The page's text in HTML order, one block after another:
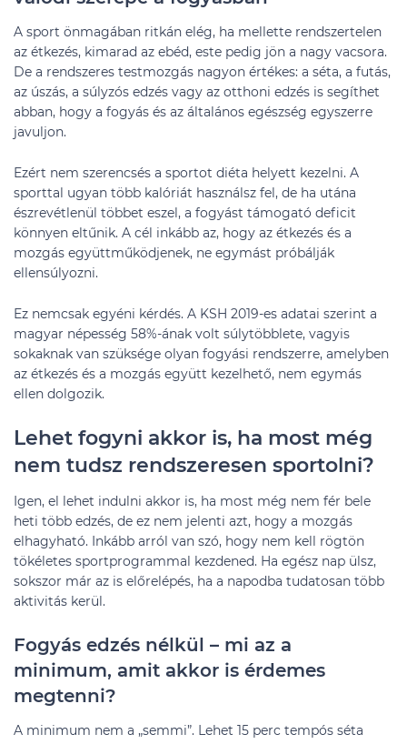
A sport önmagában ritkán elég, ha mellette rendszertelen
az étkezés, kimarad az ebéd, este pedig jön a nagy vacsora.
De a rendszeres testmozgás nagyon értékes: a séta, a futás,
az úszás, a súlyzós edzés vagy az otthoni edzés is segíthet
abban, hogy a fogyás és az általános egészség egyszerre
javuljon.
Ezért nem szerencsés a sportot diéta helyett kezelni. A
sporttal ugyan több kalóriát használsz fel, de ha utána
észrevétlenül többet eszel, a fogyást támogató deficit
könnyen eltűnik. A cél inkább az, hogy az étkezés és a
mozgás együttműködjenek, ne egymást próbálják
ellensúlyozni.
Ez nemcsak egyéni kérdés. A KSH 2019-es adatai szerint a
magyar népesség 58%-ának volt súlytöbblete, vagyis
sokaknak van szüksége olyan fogyási rendszerre, amelyben
az étkezés és a mozgás együtt kezelhető, nem egymás
ellen dolgozik.
Lehet fogyni akkor is, ha most még
nem tudsz rendszeresen sportolni?
Igen, el lehet indulni akkor is, ha most még nem fér bele
heti több edzés, de ez nem jelenti azt, hogy a mozgás
elhagyható. Inkább arról van szó, hogy nem kell rögtön
tökéletes sportprogrammal kezdened. Ha egész nap ülsz,
sokszor már az is előrelépés, ha a napodba tudatosan több
aktivitás kerül.
Fogyás edzés nélkül – mi az a
minimum, amit akkor is érdemes
megtenni?
A minimum nem a „semmi”. Lehet 15 perc tempós séta